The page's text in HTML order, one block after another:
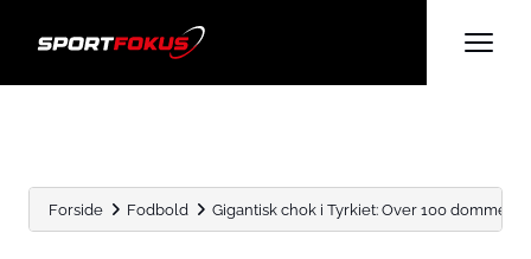
Forside Fodbold Gigantisk chok i Tyrkiet: Over 100 dommere